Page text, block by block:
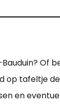
Of
op tafeltje
en